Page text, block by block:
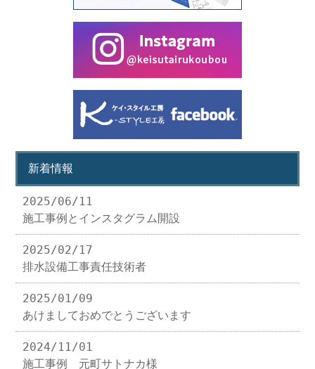
新着情報
2025/06/11
施工事例とインスタグラム開設
2025/02/17
排水設備工事責任技術者
2025/01/09
あけましておめでとうございます
2024/11/01
施工事例 元町サトナカ様